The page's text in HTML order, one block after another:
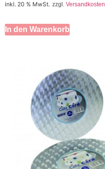
inkl. 20 % MwSt. zzgl. Versandkosten
In den Warenkorb